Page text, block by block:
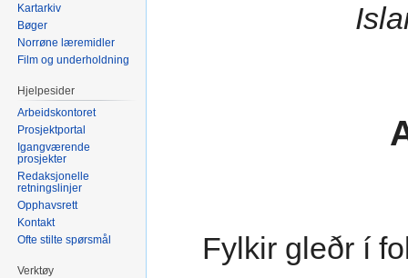
Fylkir gleðr í
Kartarkiv
Bøger
Norrøne læremidler
Film og underholdning
Hjelpesider
Arbeidskontoret
Prosjektportal
Igangværende
prosjekter
Redaksjonelle
retningslinjer
Opphavsrett
Kontakt
Ofte stilte spørsmål
Verktøy